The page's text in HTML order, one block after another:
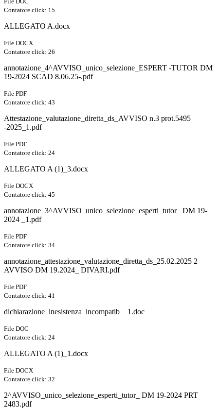
Contatore click: 15
ALLEGATO A.docx
File DOCX
Contatore click: 26
annotazione_4^AVVISO_unico_selezione_ESPERT -TUTOR DM
19-2024 SCAD 8.06.25-.pdf
File PDF
Contatore click: 43
Attestazione_valutazione_diretta_ds_AVVISO n.3 prot.5495
-2025_1.pdf
File PDF
Contatore click: 24
ALLEGATO A (1)_3.docx
File DOCX
Contatore click: 45
annotazione_3^AVVISO_unico_selezione_esperti_tutor_ DM 19-
2024 _1.pdf
File PDF
Contatore click: 34
annotazione_attestazione_valutazione_diretta_ds_25.02.2025 2
AVVISO DM 19.2024_ DIVARI.pdf
File PDF
Contatore click: 41
dichiarazione_inesistenza_incompatib__1.doc
File DOC
Contatore click: 24
ALLEGATO A (1)_1.docx
File DOCX
Contatore click: 32
2^AVVISO_unico_selezione_esperti_tutor_ DM 19-2024 PRT
2483.pdf